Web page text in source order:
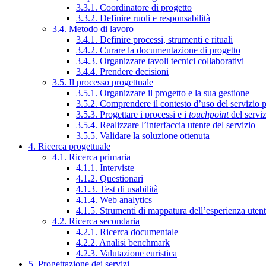
3.3.1. Coordinatore di progetto
3.3.2. Definire ruoli e responsabilità
3.4. Metodo di lavoro
3.4.1. Definire processi, strumenti e rituali
3.4.2. Curare la documentazione di progetto
3.4.3. Organizzare tavoli tecnici collaborativi
3.4.4. Prendere decisioni
3.5. Il processo progettuale
3.5.1. Organizzare il progetto e la sua gestione
3.5.2. Comprendere il contesto d’uso del servizio
3.5.3. Progettare i processi e i touchpointdel
3.5.4. Realizzare l’interfaccia utente del servizio
3.5.5. Validare la soluzione ottenuta
4. Ricerca progettuale
4.1. Ricerca primaria
4.1.1. Interviste
4.1.2. Questionari
4.1.3. Test di usabilità
4.1.4. Web analytics
4.1.5. Strumenti di mappatura dell’esperienza
4.2. Ricerca secondaria
4.2.1. Ricerca documentale
4.2.2. Analisi benchmark
4.2.3. Valutazione euristica
5. Progettazione dei servizi